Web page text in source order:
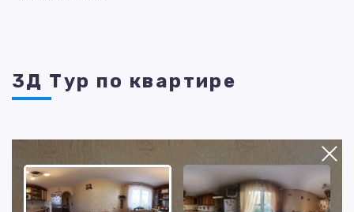
3Д Тур по квартире